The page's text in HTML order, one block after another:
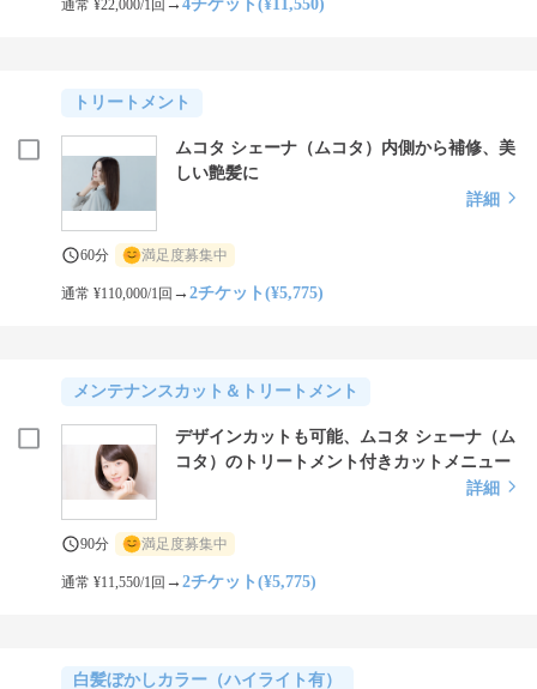
通常 ¥22,000/1回 →4チケット(¥11,550)
トリートメント
ムコタ シェーナ（ムコタ）内側から補修、美
しい艶髪に
詳細
60分 満足度募集中
通常 ¥110,000/1回 →2チケット(¥5,775)
メンテナンスカット＆トリートメント
デザインカットも可能、ムコタ シェーナ（ム
コタ）のトリートメント付きカットメニュー
詳細
90分 満足度募集中
通常 ¥11,550/1回 →2チケット(¥5,775)
白髪ぼかしカラー（ハイライト有）